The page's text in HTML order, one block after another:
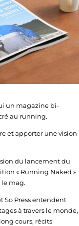
un magazine bi-
au running.
et apporter une vision
du lancement du
« Running Naked »
mag.
So Press entendent
à travers le monde,
cours, récits